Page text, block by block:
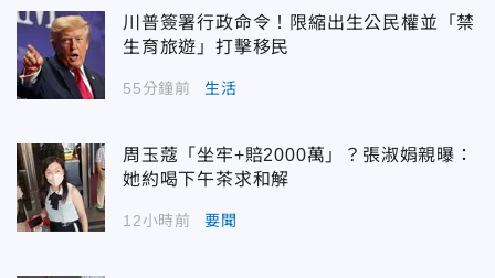
川普簽署行政命令！限縮出生公民權並「禁
生育旅遊」打擊移民
55分鐘前 生活
周玉蔻「坐牢+賠2000萬」？張淑娟親曝：
她約喝下午茶求和解
12小時前 要聞